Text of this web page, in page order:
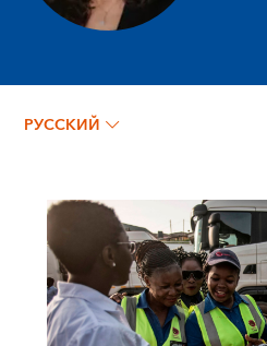
НАДЯ РОЧА
РУССКИЙ